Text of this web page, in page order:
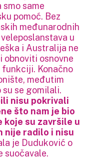
smo same
pomoć. Bez
međunarodnih
u
i Australija ne
obnoviti osnovne
Konačno
međutim
se gomilali.
nisu pokrivali
što nam je bio
koje su završile u
nije radilo i nisu
je Duduković o
suočavale.